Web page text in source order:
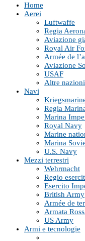
Home
Aerei
Luftwaffe
Regia
Aviazione
Royal Air
Armée de
Aviazione
USAF
Altre nazioni
Navi
Regia
Marina
Royal Navy
Marine
Marina
U.S. Navy
Mezzi terrestri
Wehrmacht
Regio
Esercito
British Army
Armée de
Armata
US Army
Armi e tecnologie